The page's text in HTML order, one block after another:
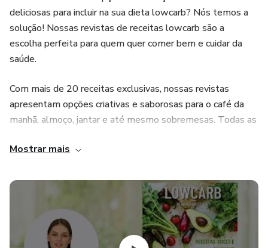
deliciosas para incluir na sua dieta lowcarb? Nós temos a
solução! Nossas revistas de receitas lowcarb são a
escolha perfeita para quem quer comer bem e cuidar da
saúde.
Com mais de 20 receitas exclusivas, nossas revistas
apresentam opções criativas e saborosas para o café da
manhã, almoço, jantar e até mesmo sobremesas. Todas as
que sejam nutritivas e de baixo teor de carboidratos.
Além disso, nossas revistas incluem dicas e truques para
ajudá-lo a manter sua dieta lowcarb, como substituições
saudáveis para seus alimentos favoritos e informações
nutricionais para cada receita.
Mostrar mais